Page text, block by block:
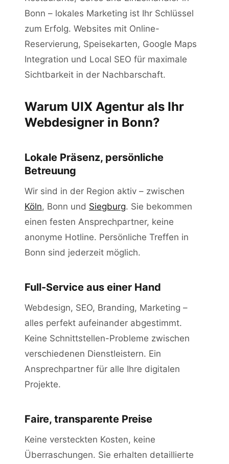
Bonn – lokales Marketing ist Ihr Schlüssel
zum Erfolg. Websites mit Online-
Reservierung, Speisekarten, Google Maps
Integration und Local SEO für maximale
Sichtbarkeit in der Nachbarschaft.
Warum UIX Agentur als Ihr
Webdesigner in Bonn?
Lokale Präsenz, persönliche
Betreuung
Wir sind in der Region aktiv – zwischen
Köln, Bonn und Siegburg. Sie bekommen
einen festen Ansprechpartner, keine
anonyme Hotline. Persönliche Treffen in
Bonn sind jederzeit möglich.
Full-Service aus einer Hand
Webdesign, SEO, Branding, Marketing –
alles perfekt aufeinander abgestimmt.
Keine Schnittstellen-Probleme zwischen
verschiedenen Dienstleistern. Ein
Ansprechpartner für alle Ihre digitalen
Projekte.
Faire, transparente Preise
Keine versteckten Kosten, keine
Überraschungen. Sie erhalten detaillierte